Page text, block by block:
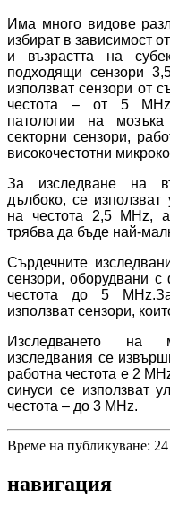
Има много видове
избират в зависимост
и възрастта на
подходящи сензори
използват сензори от
честота – от 5
патологии на
секторни сензори,
високочестотни
За изследване на
дълбоко, се използват
на честота 2,5 MHz, а
трябва да бъде най-
Сърдечните
сензори, оборудвани
честота до 5
използват сензори,
Изследването на
изследвания се
работна честота е 2
синуси се използват
честота – до 3 MHz.
Време на публикуване:
навигация